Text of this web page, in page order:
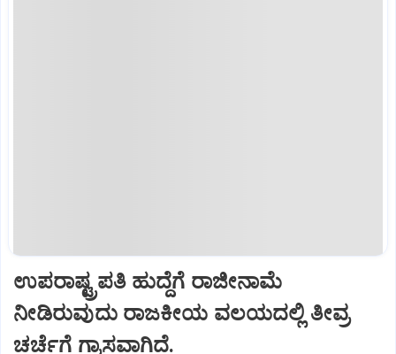
ಉಪರಾಷ್ಟ್ರಪತಿ ಹುದ್ದೆಗೆ ರಾಜೀನಾಮೆ
ನೀಡಿರುವುದು ರಾಜಕೀಯ ವಲಯದಲ್ಲಿ ತೀವ್ರ
ಚರ್ಚೆಗೆ ಗ್ರಾಸವಾಗಿದೆ.